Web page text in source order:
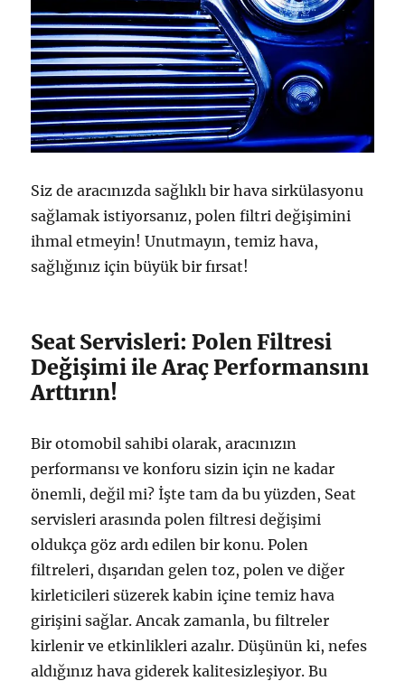
Siz de aracınızda sağlıklı bir hava sirkülasyonu
sağlamak istiyorsanız, polen filtri değişimini
ihmal etmeyin! Unutmayın, temiz hava,
sağlığınız için büyük bir fırsat!
Seat Servisleri: Polen Filtresi
Değişimi ile Araç Performansını
Arttırın!
Bir otomobil sahibi olarak, aracınızın
performansı ve konforu sizin için ne kadar
önemli, değil mi? İşte tam da bu yüzden, Seat
servisleri arasında polen filtresi değişimi
oldukça göz ardı edilen bir konu. Polen
filtreleri, dışarıdan gelen toz, polen ve diğer
kirleticileri süzerek kabin içine temiz hava
girişini sağlar. Ancak zamanla, bu filtreler
kirlenir ve etkinlikleri azalır. Düşünün ki, nefes
aldığınız hava giderek kalitesizleşiyor. Bu